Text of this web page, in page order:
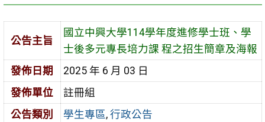
公告主旨
國立中興大學114學年度進修學士班、學
士後多元專長培力課 程之招生簡章及海報
發佈日期
2025 年 6 月 03 日
發佈單位
註冊組
公告類別
學生專區, 行政公告